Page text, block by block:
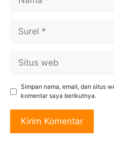
Surel
Situs
web
Simpan nama, email, dan situs
komentar saya berikutnya.